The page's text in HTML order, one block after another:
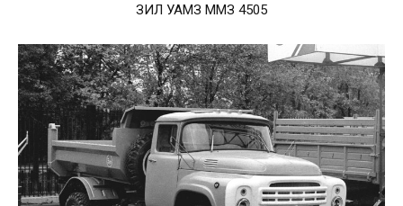
ЗИЛ УАМЗ ММЗ 4505